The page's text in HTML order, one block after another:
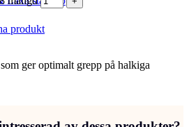
produkt
ger optimalt grepp på halkiga